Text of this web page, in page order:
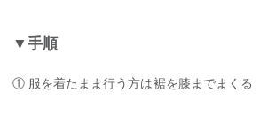
▼手順
① 服を着たまま行う方は裾を膝までまくる